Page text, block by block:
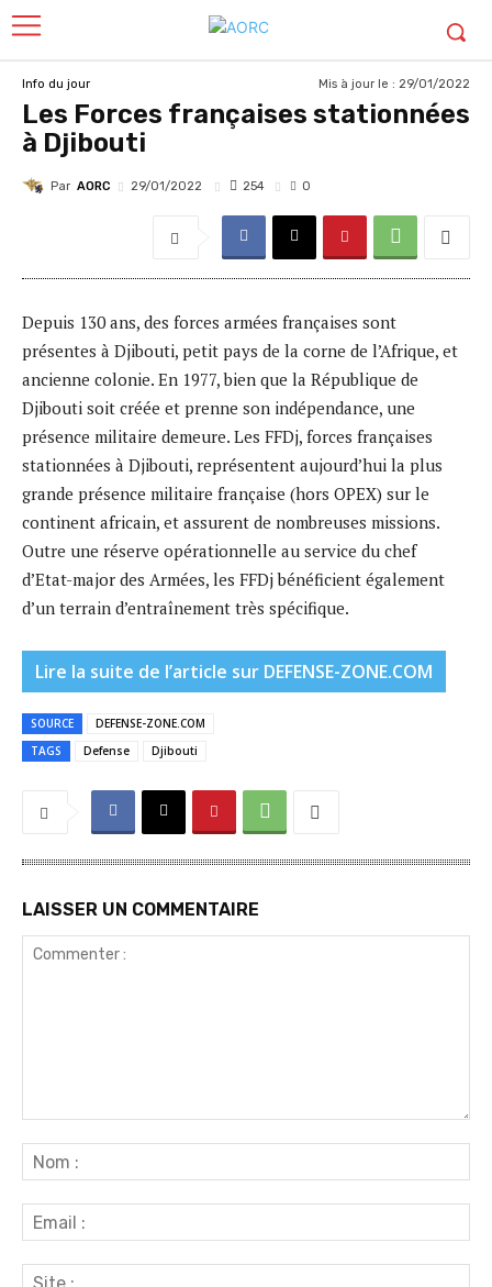
Info du jour Mis à jour le : 29/01/2022
Les Forces françaises stationnées
à Djibouti
Par AORC 29/01/2022 254 0
Depuis 130 ans, des forces armées françaises sont
présentes à Djibouti, petit pays de la corne de l’Afrique, et
ancienne colonie. En 1977, bien que la République de
Djibouti soit créée et prenne son indépendance, une
présence militaire demeure. Les FFDj, forces françaises
stationnées à Djibouti, représentent aujourd’hui la plus
grande présence militaire française (hors OPEX) sur le
continent africain, et assurent de nombreuses missions.
Outre une réserve opérationnelle au service du chef
d’Etat-major des Armées, les FFDj bénéficient également
d’un terrain d’entraînement très spécifique.
Lire la suite de l’article sur DEFENSE-ZONE.COM
SOURCE
DEFENSE-ZONE.COM
TAGS
Defense Djibouti
LAISSER UN COMMENTAIRE
:
: